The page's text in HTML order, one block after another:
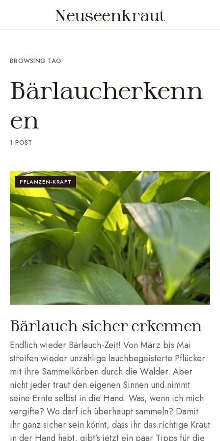
Neuseenkraut
BROWSING TAG
Bärlaucherkenn
en
1 POST
PFLANZEN-KRAFT
Bärlauch sicher erkennen
Endlich wieder Bärlauch-Zeit! Von März bis Mai
streifen wieder unzählige lauchbegeisterte Pflücker
mit ihre Sammelkörben durch die Wälder. Aber
nicht jeder traut den eigenen Sinnen und nimmt
seine Ernte selbst in die Hand. Was, wenn ich mich
vergifte? Wo darf ich überhaupt sammeln? Damit
ihr ganz sicher sein könnt, dass ihr das richtige Kraut
in der Hand habt, gibt’s jetzt ein paar Tipps für die